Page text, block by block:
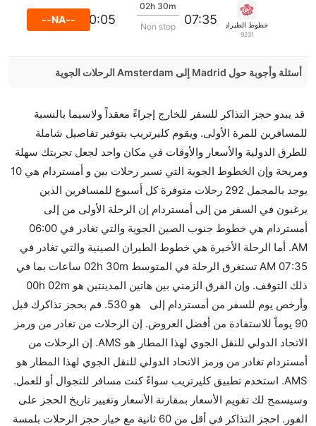
خطوط الطيران الصينية
9231
07:35
02h 30m
Non stop
10:05
--NA--
أسئلة وأجوبة حول Madrid إلى Amsterdam الرحلات الجوية
مباشرة من إلىأمستردام مما تستغرقه الخطوط الجوية
الأخرى؟
نعم. توفر كل من Air Serbia أسرع رحلات الطيران على
هذا الطريق،
هل توفر شركات الطيران مساحة إضافية للنوم؟
كثير من خطوط طيران درجة رجال الأعمال توفر مساحة
إضافية للنوم.
هل يمكنني حمل طعامي الخاص؟
نعم، يمكنك حمل طعامك الخاص، و لكن يجب أن يكون معبئا
بشكل جيد.
هل سيقدم لي الكحول على متن رحلة من إلى أمستردام؟
لا تقدم شركة الطيران الكحول على متن رحلة داخلية. يتم
تقديم الكحول على متن الرحلات الدولية فقط.
ما متوسط أسعار رحلة الدرجة الاقتصادية من إلى
أمستردام؟
قد يبدو حجز التذاكر للسفر للخارج إجراءً معقداً ولاسيما بالنسبة
للمسافرين للمرة الأولى. ويقوم كليرتريب بتوفير تفاصيل شاملة
للطرق الدولية والأسعار والأوقات في مكان واحد لجعل تجربتك سهلة
ومريحة وإن الخطوط الجوية التي تسير رحلات بين و أمستردام هي 10
يوجد بالمجمل 292 رحلات متوفرة كل أسبوع للمسافرين الذين
يرغبون في السفر من إلى أمستردام إن الرحلة الأولى من إلى
أمستردام هي خطوط جنوب الصين الجوية والتي تغادر في 06:00
AM. أما الرحلة الأخيرة هي خطوط الطيران الصينية والتي تغادر في
07:35 AM تستغرق الرحلة في المتوسط 02h 30m ساعات بما في
ذلك التوقف. وإن الفرق الزمني بين هاتين المدينتين هو 00h 02m
وأرخص يوم للسفر من أمستردام إلى هو 530. قم بحجز تذاكرك قبل
90 يوماً للاستفادة من أفضل العروض. إن الرحلات من تغادر من ورمز
الاتحاد الدولي للنقل الجوي لهذا المطار هو AMS. إن الرحلات من
أمستردام تغادر من ورمز الاتحاد الدولي للنقل الجوي لهذا المطار هو
AMS. استخدم تطبيق كليرتريب سواءً كنت مسافر للتجوال أو للعمل.
وسيسمح لك تقويم الأسعار بمقارنة الأسعار وتغيير تاريخ الحجز على
الفور. احجز التذاكر في أقل من 60 ثانية مع خيار حجز الرحلات بلمسة